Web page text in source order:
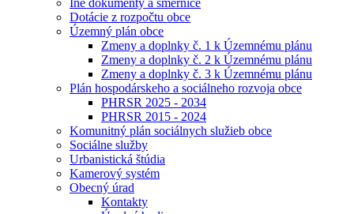
Iné dokumenty a smernice
Dotácie z rozpočtu obce
Územný plán obce
Zmeny a doplnky č. 1 k Územnému plánu
Zmeny a doplnky č. 2 k Územnému plánu
Zmeny a doplnky č. 3 k Územnému plánu
Plán hospodárskeho a sociálneho rozvoja obce
PHRSR 2025 - 2034
PHRSR 2015 - 2024
Komunitný plán sociálnych služieb obce
Sociálne služby
Urbanistická štúdia
Kamerový systém
Obecný úrad
Kontakty